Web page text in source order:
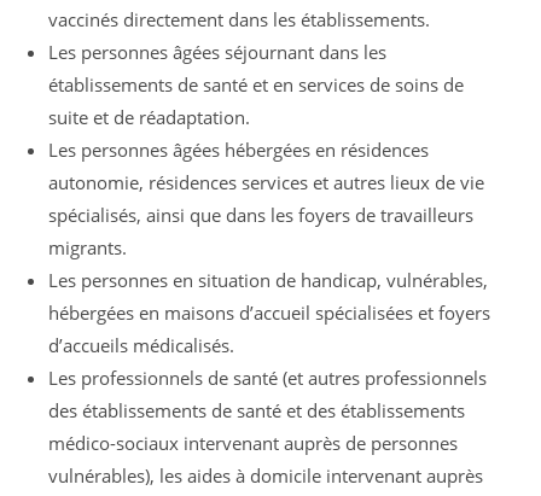
vaccinés directement dans les établissements.
Les personnes âgées séjournant dans les
établissements de santé et en services de soins de
suite et de réadaptation.
Les personnes âgées hébergées en résidences
autonomie, résidences services et autres lieux de vie
spécialisés, ainsi que dans les foyers de travailleurs
migrants.
Les personnes en situation de handicap, vulnérables,
hébergées en maisons d’accueil spécialisées et foyers
d’accueils médicalisés.
Les professionnels de santé (et autres professionnels
des établissements de santé et des établissements
médico-sociaux intervenant auprès de personnes
vulnérables), les aides à domicile intervenant auprès